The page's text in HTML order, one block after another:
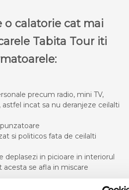
o calatorie cat mai
Tabita Tour iti
precum radio, mini TV,
incat sa nu deranjeze ceilalti
si politicos fata de ceilalti
deplasezi in picioare in interiorul
se afla in miscare